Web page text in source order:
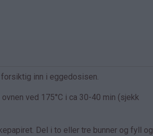
inn i eggedosisen.
ved 175°C i ca 30-40 min (sjekk
Del i to eller tre bunner og fyll og